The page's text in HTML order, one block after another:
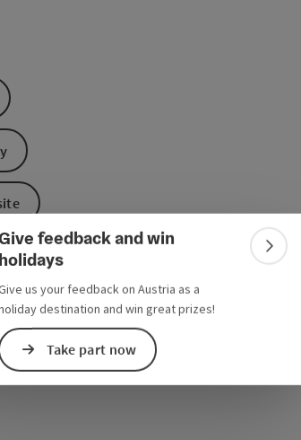
feedback and win
holidays
us your feedback on Austria as a
destination and win great prizes!
Take part now